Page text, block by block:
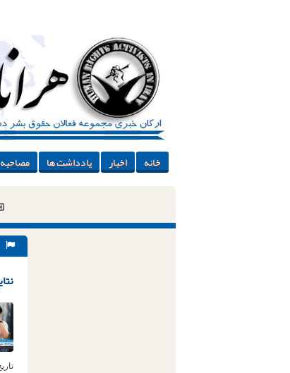
خانه اخبار یادداشت ها